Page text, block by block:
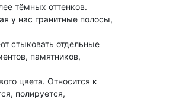
тёмных оттенков.
у нас гранитные полосы,
стыковать отдельные
памятников,
цвета. Относится к
полируется,